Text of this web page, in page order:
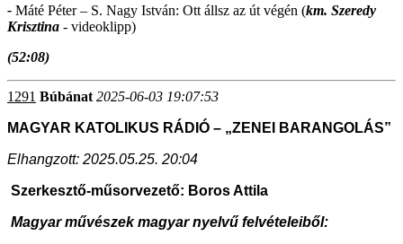
- Máté Péter – S. Nagy István: Ott állsz az út végén (km. Szeredy
Krisztina - videoklipp)
(52:08)
1291 Búbánat 2025-06-03 19:07:53
MAGYAR KATOLIKUS RÁDIÓ – „ZENEI BARANGOLÁS”
Elhangzott: 2025.05.25. 20:04
Szerkesztő-műsorvezető: Boros Attila
Magyar művészek magyar nyelvű felvételeiből: